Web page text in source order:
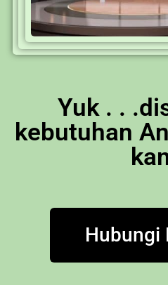
Yuk . .
kebutuhan
Hubungi